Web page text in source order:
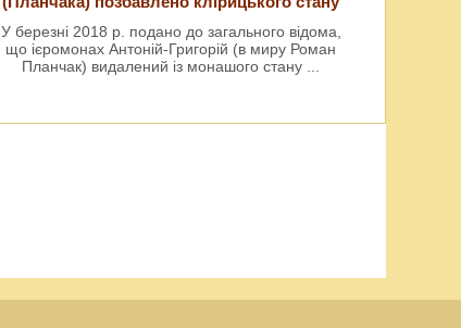
У березні 2018 р. подано до загального відома,
що ієромонах Антоній-Григорій (в миру Роман
Планчак) видалений із монашого стану